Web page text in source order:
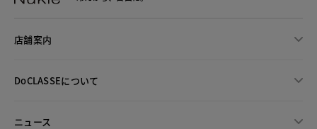
店舗案内
DoCLASSEについて
ニュース